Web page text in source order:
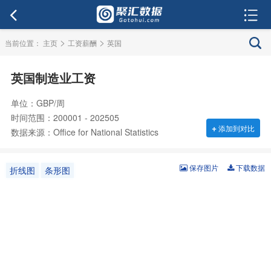
当前位置： 主页 > 工资薪酬 > 英国
英国制造业工资
单位：GBP/周
时间范围：200001 - 202505
数据来源：Office for National Statistics
+添加到对比
折线图 条形图 下载数据
保存图片